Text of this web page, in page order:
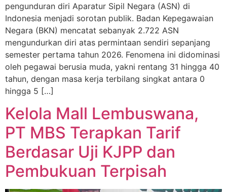
pengunduran diri Aparatur Sipil Negara (ASN) di
Indonesia menjadi sorotan publik. Badan Kepegawaian
Negara (BKN) mencatat sebanyak 2.722 ASN
mengundurkan diri atas permintaan sendiri sepanjang
semester pertama tahun 2026. Fenomena ini didominasi
oleh pegawai berusia muda, yakni rentang 31 hingga 40
tahun, dengan masa kerja terbilang singkat antara 0
hingga 5 […]
Kelola Mall Lembuswana,
PT MBS Terapkan Tarif
Berdasar Uji KJPP dan
Pembukuan Terpisah